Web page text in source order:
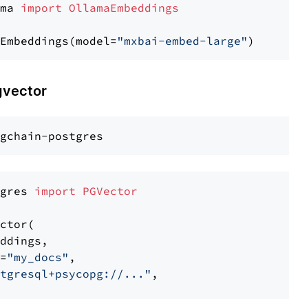
import OllamaEmbeddings
"mxbai-embed-large"
import PGVector
"my_docs" ,
..." ,